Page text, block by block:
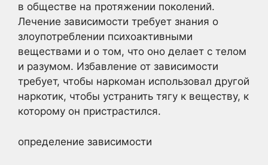
в обществе на протяжении поколений.
Лечение зависимости требует знания о
злоупотреблении психоактивными
веществами и о том, что оно делает с телом
и разумом. Избавление от зависимости
требует, чтобы наркоман использовал другой
наркотик, чтобы устранить тягу к веществу, к
которому он пристрастился.
определение зависимости